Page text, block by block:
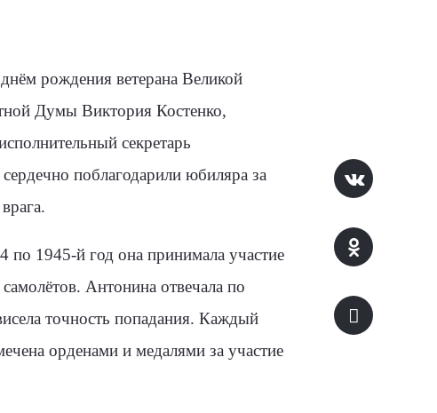
рождения ветерана Великой
Думы Виктория Костенко,
секретарь
поблагодарили юбиляра за
1945-й год она принимала участие
Антонина отвечала по
точность попадания. Каждый
орденами и медалями за участие